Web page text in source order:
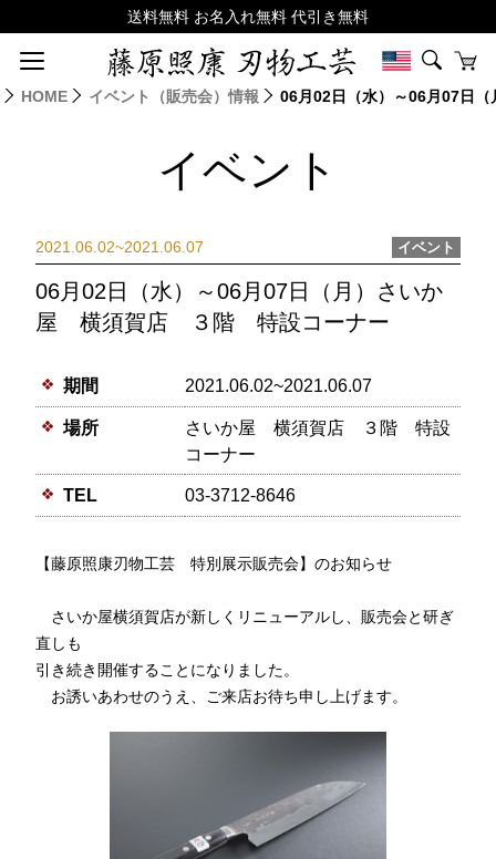
HOME イベント（販売会）情報 06月02日（水）～06月07日
イベント
2021.06.02~2021.06.07 イベント
06月02日（水）～06月07日（月）さいか
屋 横須賀店 ３階 特設コーナー
期間 2021.06.02~2021.06.07
場所
さいか屋 横須賀店 ３階 特設
コーナー
TEL 03-3712-8646
【藤原照康刃物工芸 特別展示販売会】のお知らせ
さいか屋横須賀店が新しくリニューアルし、販売会と研ぎ
直しも
引き続き開催することになりました。
お誘いあわせのうえ、ご来店お待ち申し上げます。